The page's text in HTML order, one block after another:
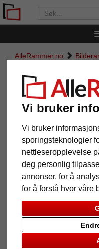
Vi bruker
Vi bruker
sporingsteknologier
nettleseropplevelse
deg personlig
annonser, for å
for å forstå hvor våre
AlleRammer.no
Treramme